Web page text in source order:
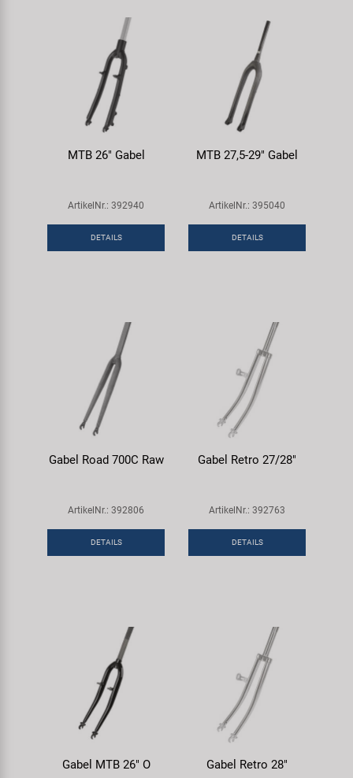
MTB 26" Gabel
ArtikelNr.: 392940
DETAILS
MTB 27,5-29" Gabel
ArtikelNr.: 395040
DETAILS
Gabel Road 700C Raw
ArtikelNr.: 392806
DETAILS
Gabel Retro 27/28"
ArtikelNr.: 392763
DETAILS
Gabel MTB 26" O Gabel Retro 28"